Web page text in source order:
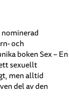
nominerad
och
boken Sex – En
sexuellt
men alltid
del av den